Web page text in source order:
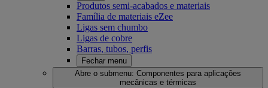
Produtos semi-acabados e materiais
Família de materiais eZee
Ligas sem chumbo
Ligas de cobre
Barras, tubos, perfis
Fechar menu
Abre o submenu: Componentes para aplicações
mecânicas e térmicas